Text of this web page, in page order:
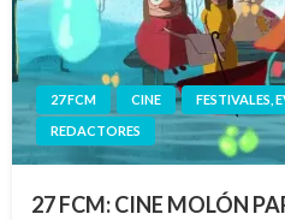
27 FCM CINE
FESTIVALES,
REDACTORES
27 FCM: CINE MOLÓN